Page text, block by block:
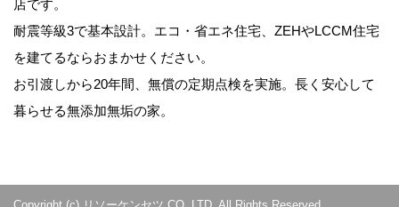
店です。
耐震等級3で基本設計。エコ・省エネ住宅、ZEHやLCCM住宅
を建てるならおまかせください。
お引渡しから20年間、無償の定期点検を実施。長く安心して
暮らせる無添加無垢の家。